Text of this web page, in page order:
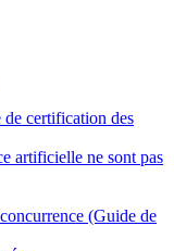
certification des
artificielle ne sont pas
(Guide de